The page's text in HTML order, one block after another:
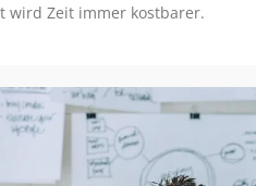
wird Zeit immer kostbarer.